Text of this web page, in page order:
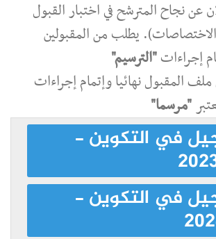
عن نجاح المترشح في اختبار القبول
يطلب من المقبولين
إجراءات"الترسيم"
المقبول نهائيا وإتمام إجراءات
"مرسما"
في التكوين -
في التكوين -